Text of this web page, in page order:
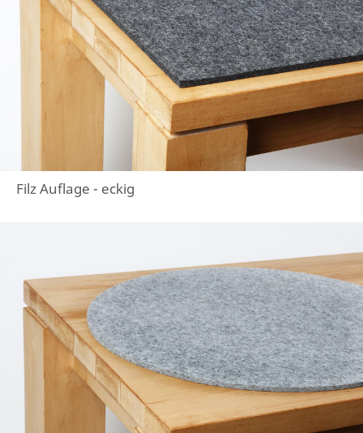
Filz Auflage - eckig